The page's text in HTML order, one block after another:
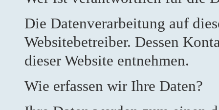
Die Datenverarbeitung auf
Websitebetreiber. Dessen
dieser Website entnehmen.
Wie erfassen wir Ihre Daten?